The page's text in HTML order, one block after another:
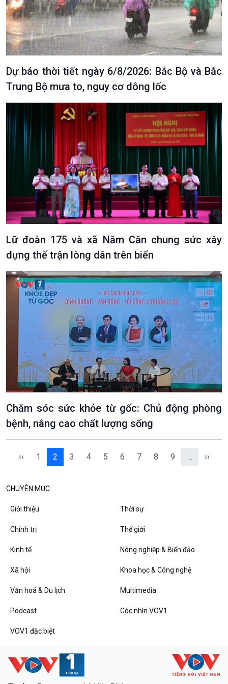
Thanh âm ký sự
Chân dung cuộc sống
Các chương trình đặc biệt
Dự báo thời tiết ngày 6/8/2026: Bắc Bộ và Bắc
Trung Bộ mưa to, nguy cơ dông lốc
Lữ đoàn 175 và xã Năm Căn chung sức xây
dựng thế trận lòng dân trên biển
Chăm sóc sức khỏe từ gốc: Chủ động phòng
bệnh, nâng cao chất lượng sống
‹‹ 1 2 3 4 5 6 7 8 9 … ››
CHUYÊN MỤC
Giới thiệu Thời sự
Chính trị Thế giới
Kinh tế Nông nghiệp & Biển đảo
Xã hội Khoa học & Công nghệ
Văn hoá & Du lịch Multimedia
Podcast Góc nhìn VOV1
VOV1 đặc biệt